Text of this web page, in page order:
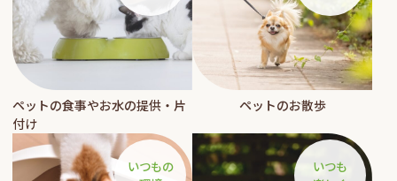
ペットの食事やお水の提供・片
付け
ペットのお散歩
いつもの
いつも